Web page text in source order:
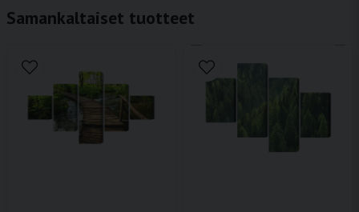
Samankaltaiset tuotteet